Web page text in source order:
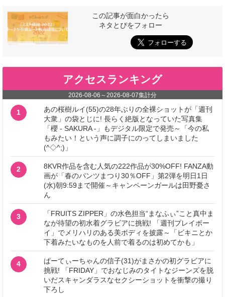
この記事が面白かったら
ネタとぴをフォロー
アクセスランキング
2026-08-06 ～2026-08-07集計分
1
あの桜樹ルイ(55)の28年ぶりの全裸ショットが「週刊
大衆」の袋とじに! 長らく絶版となっていた写真集
「櫻 - SAKURA -」もデジタル限定で発売～「今の私
もみたい！という声に調子にのってしまいました
(^◇^;)」
2
8KVR作品を含む人気の222作品が30%OFF! FANZA動
画が「春のパンツまつり30％OFF」第2弾を明日1日
(水)朝9:59まで開催～キャンペーンガールは田野憂さ
ん
3
「FRUITS ZIPPER」の水色担当“まなふぃ”こと真中ま
なが待望の初水着グラビアに挑戦! 「週刊プレイボー
イ」でメリハリのある美ボディを披露～「ビキニとか
下着みたいなものを人前で着るのは初めてかも」
4
ぱーてぃーちゃんの信子(31)がまさかの初グラビアに
挑戦! 「FRIDAY」でおなじみのタイトなジーンズを脱
いだスキャンダラスなセクシーショットを衝撃の撮り
下ろし